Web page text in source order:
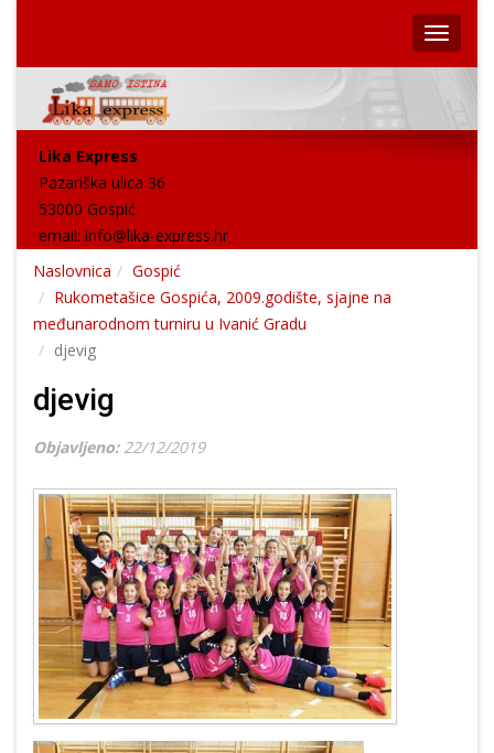
Lika Express
Pazariška ulica 36
53000 Gospić
email: info@lika-express.hr
Naslovnica
Gospić
Rukometašice Gospića, 2009.godište, sjajne na
međunarodnom turniru u Ivanić Gradu
djevig
djevig
Objavljeno: 22/12/2019